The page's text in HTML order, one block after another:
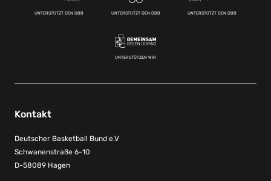
UNTERSTÜTZT DEN DBB UNTERSTÜTZT DEN DBB UNTERSTÜTZT DEN DBB
UNTERSTÜTZEN WIR
Kontakt
Deutscher Basketball Bund e.V
Schwanenstraße 6-10
D-58089 Hagen